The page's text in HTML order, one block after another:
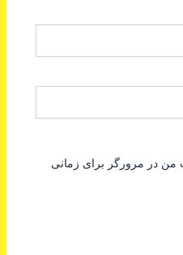
من در مرورگر برای زمانی